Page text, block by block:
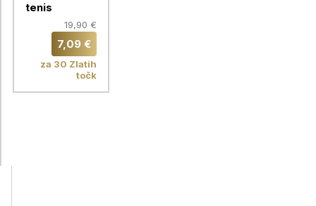
tenis
19,90 €
7,09 €
za 30 Zlatih
točk